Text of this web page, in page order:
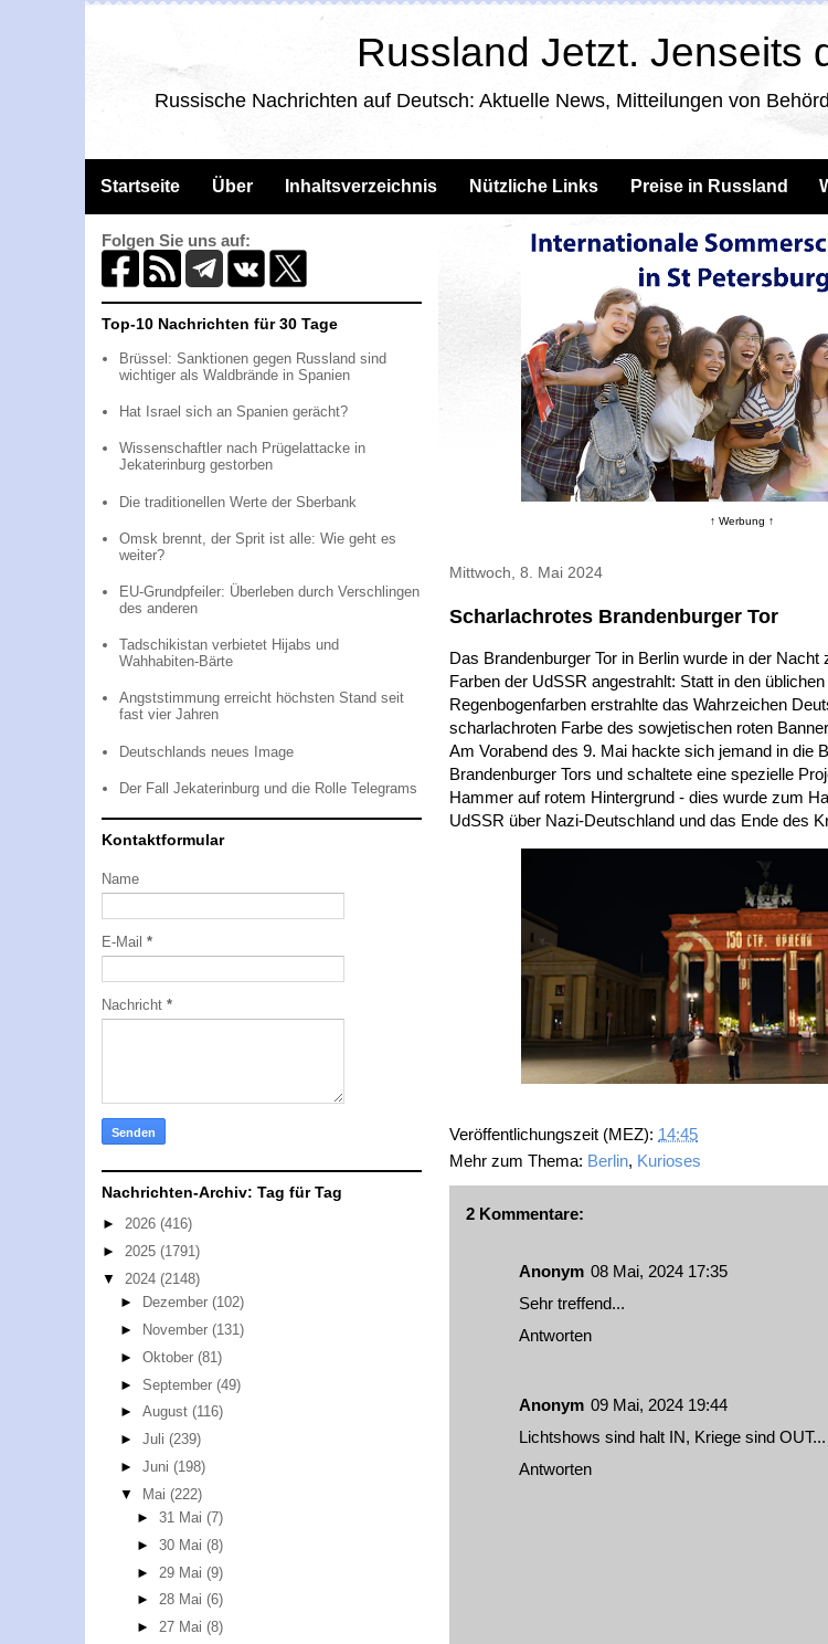
Russland Jetzt. Jenseits
Russische Nachrichten auf Deutsch: Aktuelle News, Mitteilungen von
Startseite Über Inhaltsverzeichnis Nützliche Links Preise in Russland
↑ Werbung ↑
Mittwoch, 8. Mai 2024
Scharlachrotes Brandenburger Tor
Das Brandenburger Tor in Berlin wurde in der
Farben der UdSSR angestrahlt: Statt in den
Regenbogenfarben erstrahlte das Wahrzeichen
scharlachroten Farbe des sowjetischen roten
Am Vorabend des 9. Mai hackte sich jemand in die
Brandenburger Tors und schaltete eine spezielle
Hammer auf rotem Hintergrund - dies wurde zum
UdSSR über Nazi-Deutschland und das Ende des
Veröffentlichungszeit (MEZ): 14:45
Mehr zum Thema: Berlin, Kurioses
2 Kommentare:
Anonym 08 Mai, 2024 17:35
Sehr treffend...
Antworten
Anonym 09 Mai, 2024 19:44
Lichtshows sind halt IN, Kriege sind OUT...
Antworten
Folgen Sie uns auf:
Top-10 Nachrichten für 30 Tage
Brüssel: Sanktionen gegen Russland sind
wichtiger als Waldbrände in Spanien
Hat Israel sich an Spanien gerächt?
Wissenschaftler nach Prügelattacke in
Jekaterinburg gestorben
Die traditionellen Werte der Sberbank
Omsk brennt, der Sprit ist alle: Wie geht es
weiter?
EU-Grundpfeiler: Überleben durch Verschlingen
des anderen
Tadschikistan verbietet Hijabs und
Wahhabiten-Bärte
Angststimmung erreicht höchsten Stand seit
fast vier Jahren
Deutschlands neues Image
Der Fall Jekaterinburg und die Rolle Telegrams
Kontaktformular
Name
E-Mail *
Nachricht *
Nachrichten-Archiv: Tag für Tag
► 2026 (416)
► 2025 (1791)
▼ 2024 (2148)
►
Dezember (102)
►
November (131)
► Oktober (81)
► September (49)
► August (116)
► Juli (239)
► Juni (198)
▼ Mai (222)
►31 Mai(7)
►30 Mai(8)
► 29 Mai(9)
►28 Mai(6)
►27 Mai(8)